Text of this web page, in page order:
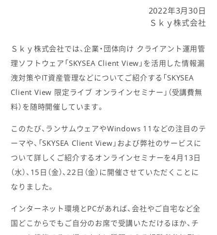
2022年3月30日
Ｓｋｙ株式会社
Ｓｋｙ株式会社では、企業・団体向け クライアント運用管
理ソフトウェア「SKYSEA Client View」を活用した情報漏
洩対策やIT資産管理などについてご紹介する「SKYSEA
Client View 限定ライブ オンラインセミナー」（受講費無
料）を随時開催しています。
このたび、ランサムウェアやWindows 11などの注目のテ
ーマや、「SKYSEA Client View」および弊社のサービスに
ついて詳しくご紹介するオンラインセミナーを4月13日
（水）、15日（金）、22日（金）に開催させていただくことに
なりました。
インターネット環境とPCがあれば、会社やご自宅など全
国どこからでもご自分のお席で受講いただけるほか、チ